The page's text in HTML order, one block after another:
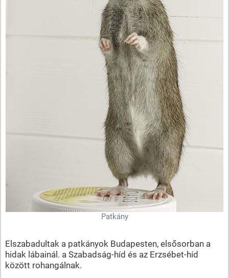
Patkány
Elszabadultak a patkányok Budapesten, elsősorban a
hidak lábainál. a Szabadság-híd és az Erzsébet-híd
között rohangálnak.